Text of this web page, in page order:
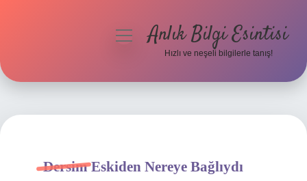
Hakkımızda
menüyüAnlık Bilgi Esintisi
Hızlı ve neşeli bilgilerle tanış!
Dersim Eskiden Nereye Bağlıydı